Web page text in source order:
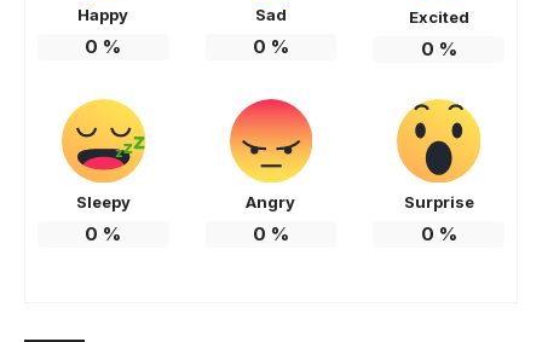
Happy
0 %
Sad
0 %
Excited
0 %
Sleepy
0 %
Angry
0 %
Surprise
0 %